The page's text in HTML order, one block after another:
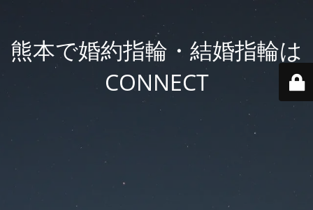
熊本で婚約指輪・結婚指輪は
CONNECT